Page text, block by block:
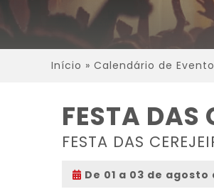
Início » Calendário de
FESTA DAS
FESTA DAS
De 01 a 03 de agosto